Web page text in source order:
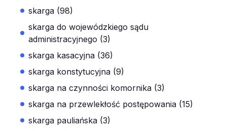
skarga (98)
skarga do wojewódzkiego sądu
administracyjnego (3)
skarga kasacyjna (36)
skarga konstytucyjna (9)
skarga na czynności komornika (3)
skarga na przewlekłość postępowania (15)
skarga pauliańska (3)